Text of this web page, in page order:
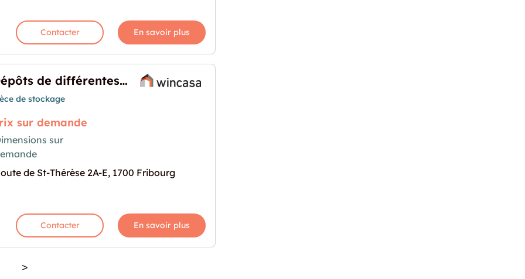
Contacter En savoir plus
grandeurs"pour "Dépôts de différentes grandeurs"
Dépôts de différentes grandeurs
de stockage
sur demande
sur
de St-Thérèse 2A-E, 1700 Fribourg
Contacter En savoir plus
>